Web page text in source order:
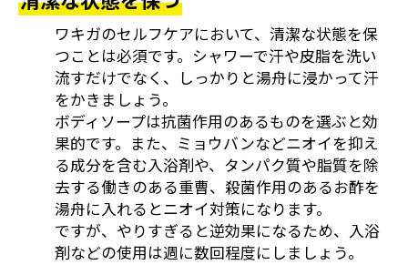
ワキガのセルフケアにおいて、清潔な状態を保
つことは必須です。シャワーで汗や皮脂を洗い
流すだけでなく、しっかりと湯舟に浸かって汗
をかきましょう。
ボディソープは抗菌作用のあるものを選ぶと効
果的です。また、ミョウバンなどニオイを抑え
る成分を含む入浴剤や、タンパク質や脂質を除
去する働きのある重曹、殺菌作用のあるお酢を
湯舟に入れるとニオイ対策になります。
ですが、やりすぎると逆効果になるため、入浴
剤などの使用は週に数回程度にしましょう。